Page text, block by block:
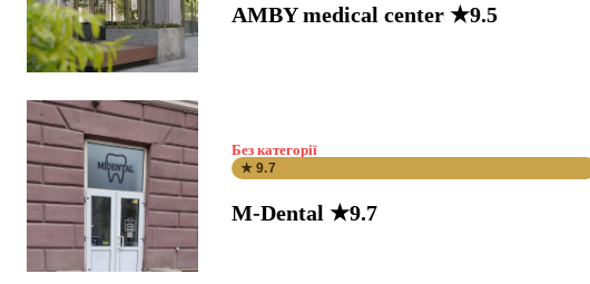
AMBY medical center ★9.5
Без категорії
★ 9.7
M-Dental ★9.7